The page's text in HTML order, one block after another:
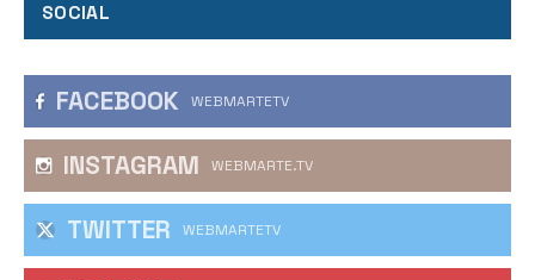
SOCIAL
FACEBOOK WEBMARTETV
INSTAGRAM WEBMARTE.TV
TWITTER WEBMARTETV